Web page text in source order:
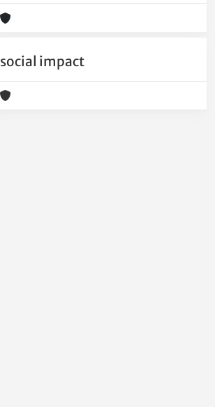
social impact